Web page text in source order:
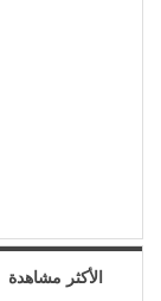
الأكثر مشاهدة